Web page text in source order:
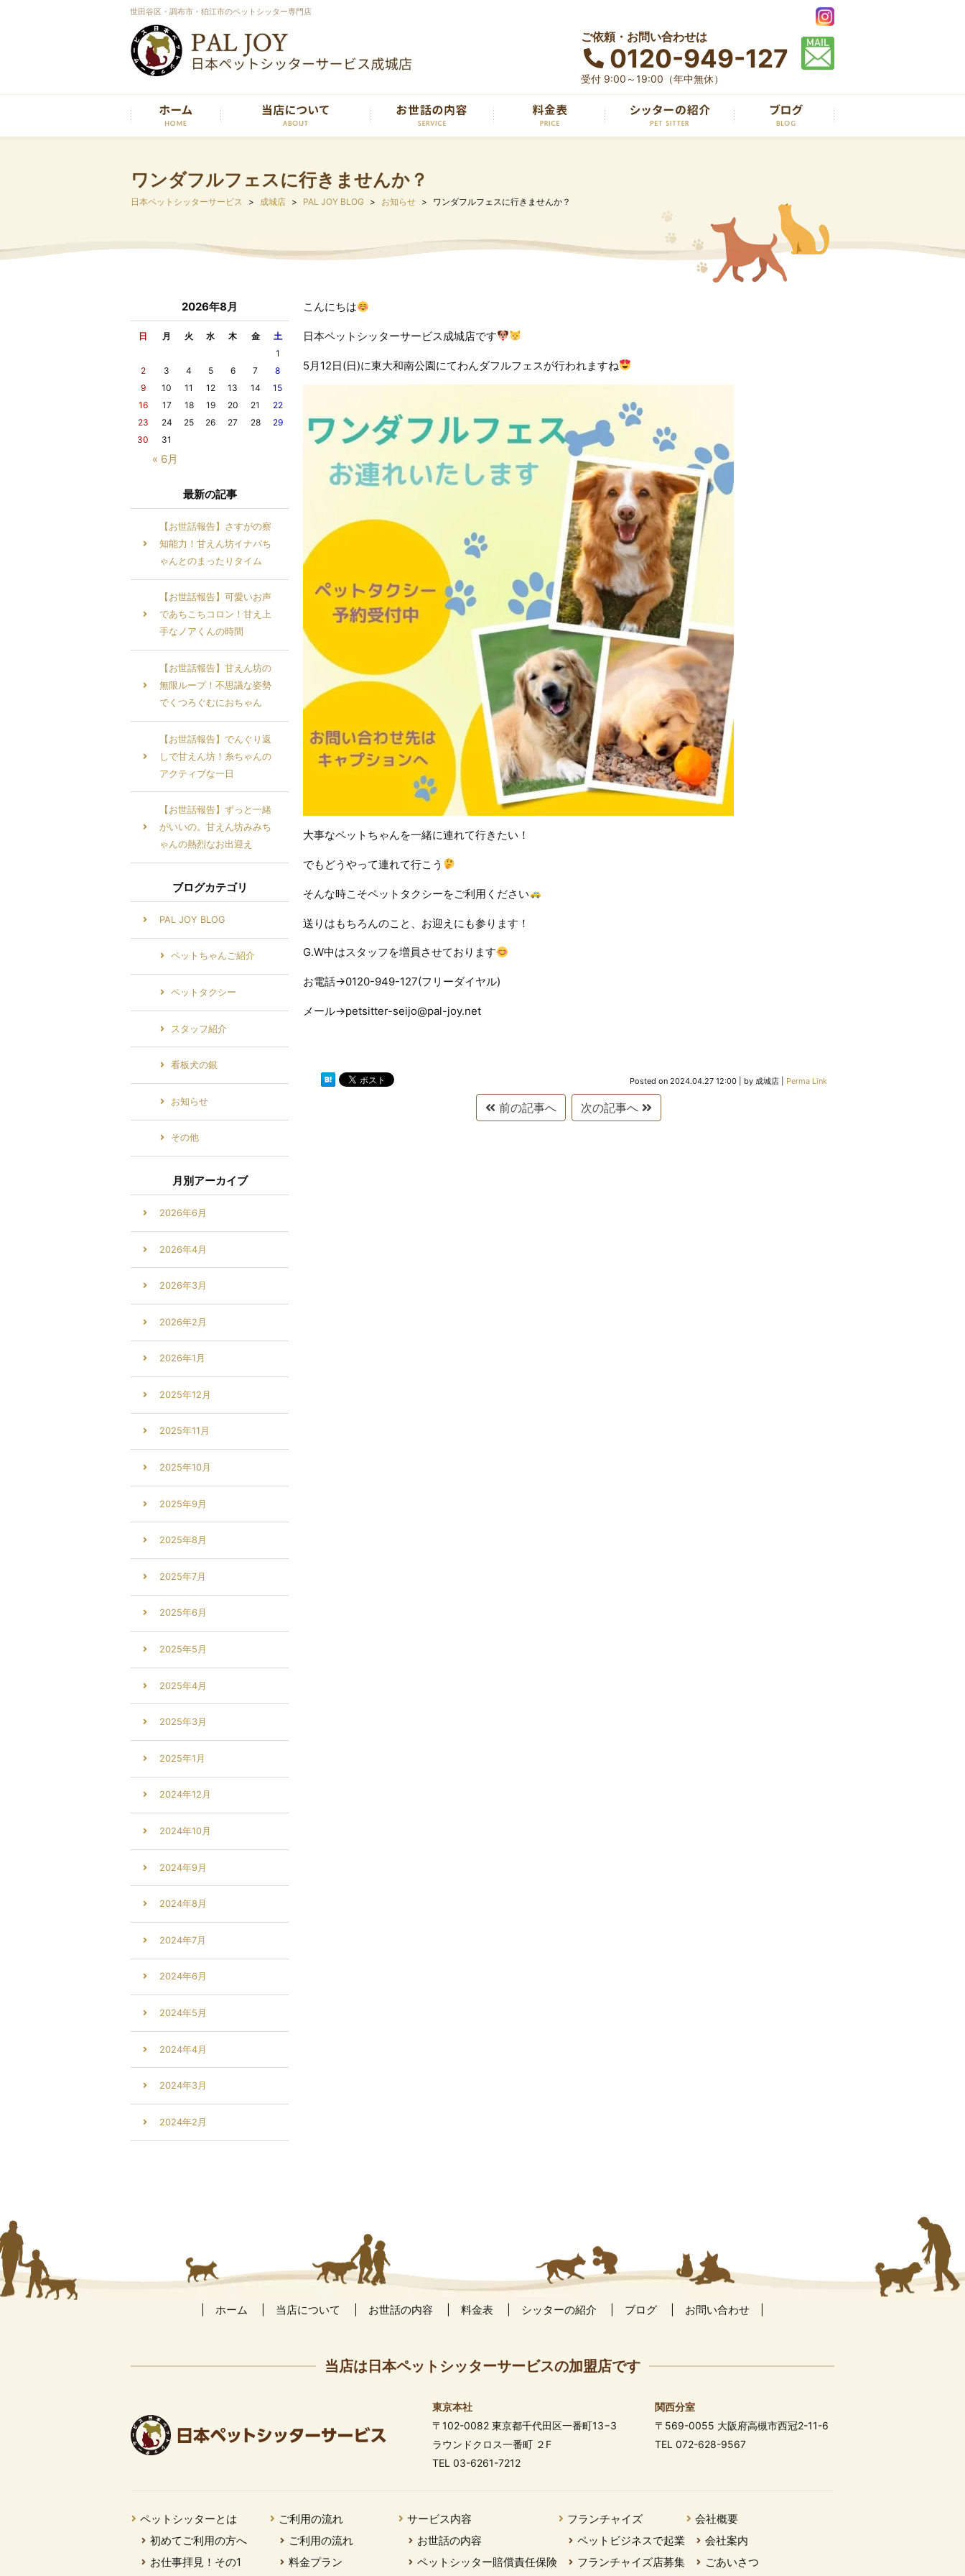
世田谷区・調布市・狛江市のペットシッター専門店
ご依頼・お問い合わせは
0120-949-127
受付 9:00～19:00（年中無休）
ワンダフルフェスに行きませんか？
日本ペットシッターサービス 成城店 PAL JOY BLOG お知らせ ワンダフルフェスに行きませんか？
こんにちは
日本ペットシッターサービス成城店です
5月12日(日)に東大和南公園にてわんダフルフェスが行われますね
大事なペットちゃんを一緒に連れて行きたい！
でもどうやって連れて行こう
そんな時こそペットタクシーをご利用ください
送りはもちろんのこと、お迎えにも参ります！
G.W中はスタッフを増員させております
お電話→0120-949-127(フリーダイヤル)
メール→petsitter-seijo@pal-joy.net
Posted on 2024.04.27 12:00 by 成城店 Perma Link
前の記事へ 次の記事へ
2026年8月
日 月 火 水 木 金 土
« 6月
1
2
3 4 5 6 7
8
9
10 11 12 13 14
15
16
17 18 19 20 21
22
23
24 25 26 27 28
29
30
31
最新の記事
【お世話報告】さすがの察
知能力！甘えん坊イナバち
ゃんとのまったりタイム
【お世話報告】可愛いお声
であちこちコロン！甘え上
手なノアくんの時間
【お世話報告】甘えん坊の
無限ループ！不思議な姿勢
でくつろぐむにおちゃん
【お世話報告】でんぐり返
しで甘えん坊！糸ちゃんの
アクティブな一日
【お世話報告】ずっと一緒
がいいの。甘えん坊みみち
ゃんの熱烈なお出迎え
ブログカテゴリ
PAL JOY BLOG
ペットちゃんご紹介
ペットタクシー
スタッフ紹介
看板犬の銀
お知らせ
その他
月別アーカイブ
2026年6月
2026年4月
2026年3月
2026年2月
2026年1月
2025年12月
2025年11月
2025年10月
2025年9月
2025年8月
2025年7月
2025年6月
2025年5月
2025年4月
2025年3月
2025年1月
2024年12月
2024年10月
2024年9月
2024年8月
2024年7月
2024年6月
2024年5月
2024年4月
2024年3月
2024年2月
ホーム 当店について お世話の内容 料金表 シッターの紹介 ブログ お問い合わせ
当店は日本ペットシッターサービスの加盟店です
東京本社
〒102-0082 東京都千代田区一番町13−3
ラウンドクロス一番町 ２F
TEL 03-6261-7212
関西分室
〒569-0055 大阪府高槻市西冠2-11-6
TEL 072-628-9567
ペットシッターとは
初めてご利用の方へ
お仕事拝見！その1
ご利用の流れ
ご利用の流れ
料金プラン
サービス内容
お世話の内容
ペットシッター賠償責任保険
フランチャイズ
ペットビジネスで起業
フランチャイズ店募集
会社概要
会社案内
ごあいさつ